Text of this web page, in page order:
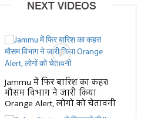
NEXT VIDEOS
Jammu में फिर बारिश का कहर!
मौसम विभाग ने जारी किया
Orange Alert, लोगों को चेतावनी